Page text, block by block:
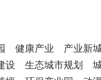
健康产业 产业新
设 生态城市规划